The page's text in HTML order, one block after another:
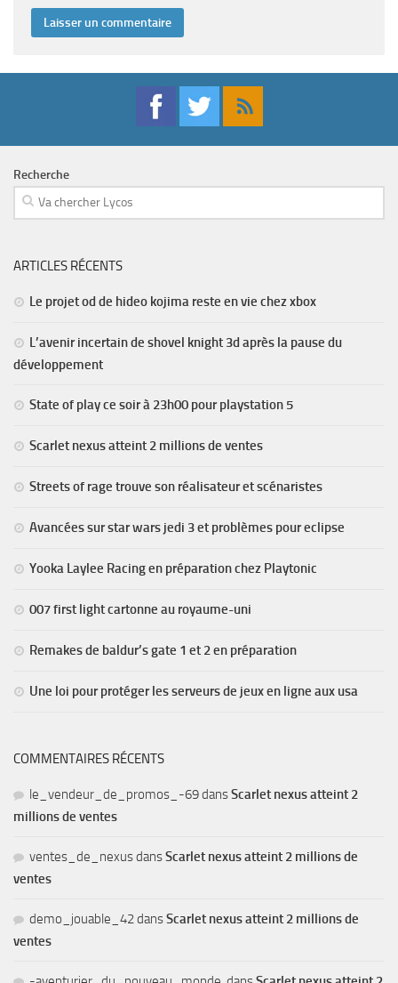
Recherche
ARTICLES RÉCENTS
Le projet od de hideo kojima reste en vie chez xbox
L’avenir incertain de shovel knight 3d après la pause du
développement
State of play ce soir à 23h00 pour playstation 5
Scarlet nexus atteint 2 millions de ventes
Streets of rage trouve son réalisateur et scénaristes
Avancées sur star wars jedi 3 et problèmes pour eclipse
Yooka Laylee Racing en préparation chez Playtonic
007 first light cartonne au royaume-uni
Remakes de baldur’s gate 1 et 2 en préparation
Une loi pour protéger les serveurs de jeux en ligne aux usa
COMMENTAIRES RÉCENTS
le_vendeur_de_promos_-69dansScarlet nexus atteint 2
millions de ventes
ventes_de_nexusdansScarlet nexus atteint 2 millions de
ventes
demo_jouable_42dansScarlet nexus atteint 2 millions de
ventes